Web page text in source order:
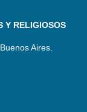
Y RELIGIOSOS
Aires.